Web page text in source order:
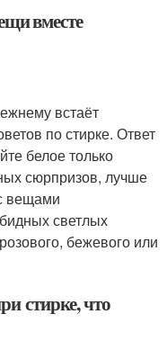
вместе
встаёт
по стирке. Ответ
белое только
сюрпризов, лучше
вещами
светлых
бежевого или
стирке, что